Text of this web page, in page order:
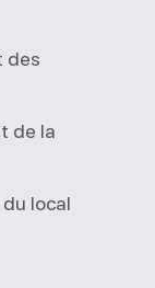
des
de la
local